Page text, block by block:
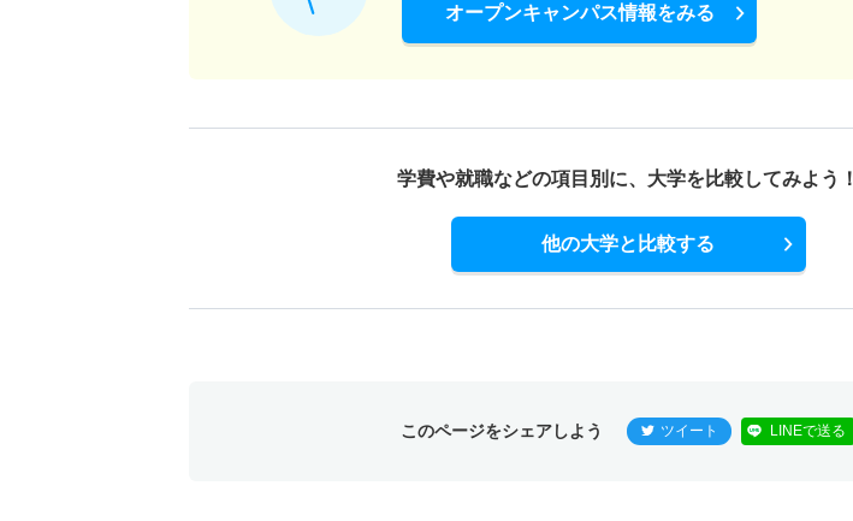
オープンキャンパス情報をみる
学費や就職などの項目別に、 大学を比較してみよう！
他の大学と比較する
このページをシェアしよう ツイート LINEで送る